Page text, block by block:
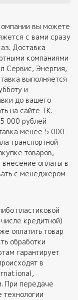
вы можете
с вами сразу
Доставка
компаниями
Сервис, Энергия,
выполняется
и
до вашего
на сайте ТК.
000 рублей
менее 5 000
транспортной
товаров,
оплаты в
с менеджером
пластиковой
кредитной)
оплатить товар
обработки
гарантирует
в
При передаче